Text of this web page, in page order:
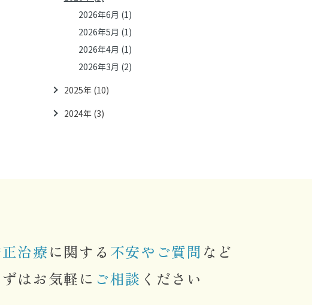
正）
正）
インビザライン）
治療の流れ
新着情報
ブログ
2026年6月 (1)
2026年5月 (1)
2026年4月 (1)
2026年3月 (2)
2025年 (10)
2024年 (3)
治療に関する 不安やご質問 など
はお気軽に ご相談 ください